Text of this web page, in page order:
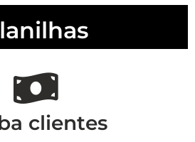
clientes